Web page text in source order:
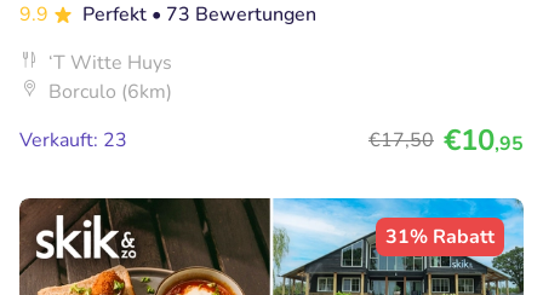
9.9
Perfekt • 73 Bewertungen
‘T Witte Huys
Borculo (6km)
Verkauft: 23
€17,50 €10,95
31% Rabatt